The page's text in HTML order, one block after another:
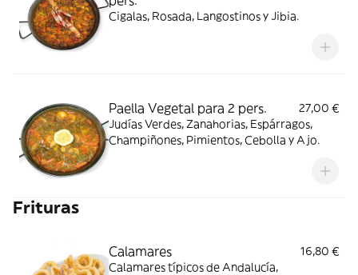
Cigalas, Rosada, Langostinos y Jibia.
Paella Vegetal para 2 pers.
27,00 €
Judías Verdes, Zanahorias, Espárragos,
Champiñones, Pimientos, Cebolla y Ajo.
Frituras
Calamares
16,80 €
Calamares típicos de Andalucía,